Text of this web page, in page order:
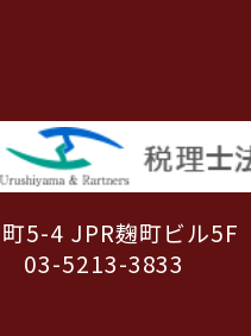
5-4 JPR麹町ビル5F
03-5213-3833